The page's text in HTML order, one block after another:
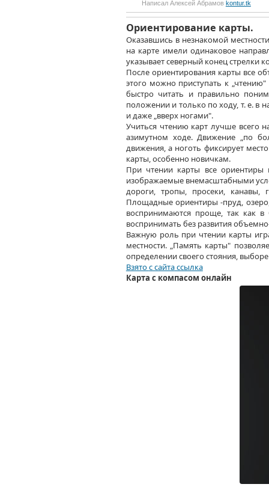
Написал Алексей Абрамов kontur.tk
Ориентирование карты.
Оказавшись в незнакомой
на карте имели одинаковое
указывает северный конец стрелки
После ориентирования карты все
этого можно приступать к „чтению"
быстро читать и правильно
положении и толькопо ходу, т. е. в
и даже„вверх ногами".
Учиться чтению карт лучше всего
азимутном ходе. Движение „по
движения,а ноготь фиксирует
карты, особенно новичкам.
При чтении карты все ориентиры
изображаемые внемасштабными
дороги, тропы, просеки, канавы,
Площадные ориентиры -пруд,
воспринимаются проще, так как в
воспринимать без развития
Важную роль при чтении карты
местности. „Память карты"
определении своего стояния,
Взятос сайтассылка
Карта с компасом онлайн